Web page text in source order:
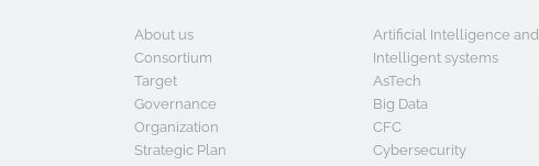
About us
Consortium
Target
Governance
Organization
Strategic Plan
Artificial Intelligence and
Intelligent systems
AsTech
Big Data
CFC
Cybersecurity